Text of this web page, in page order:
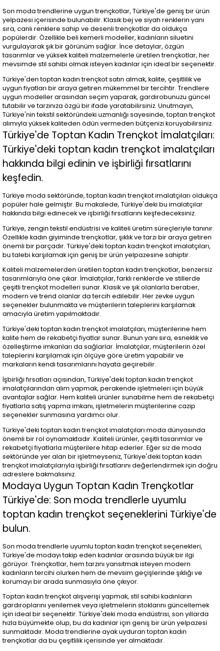
Son moda trendlerine uygun trençkotlar, Türkiye'de geniş bir ürün
yelpazesi içerisinde bulunabilir. Klasik bej ve siyah renklerin yanı
sıra, canlı renklere sahip ve desenli trençkotlar da oldukça
popülerdir. Özellikle beli kemerli modeller, kadınların siluetini
vurgulayarak şık bir görünüm sağlar. İnce detaylar, özgün
tasarımlar ve yüksek kaliteli malzemelerle üretilen trençkotlar, her
mevsimde stil sahibi olmak isteyen kadınlar için ideal bir seçenektir.
Türkiye'den toptan kadın trençkot satın almak, kalite, çeşitlilik ve
uygun fiyatları bir araya getiren mükemmel bir tercihtir. Trendlere
uygun modeller arasından seçim yaparak, gardırobunuzu güncel
tutabilir ve tarzınıza özgü bir ifade yaratabilirsiniz. Unutmayın,
Türkiye'nin tekstil sektöründeki uzmanlığı sayesinde, toptan trençkot
alımıyla yüksek kaliteden ödün vermeden bütçenizi koruyabilirsiniz.
Türkiye'de Toptan Kadın Trençkot İmalatçıları:
Türkiye'deki toptan kadın trençkot imalatçıları
hakkında bilgi edinin ve işbirliği fırsatlarını
keşfedin.
Türkiye moda sektöründe, toptan kadın trençkot imalatçıları oldukça
popüler hale gelmiştir. Bu makalede, Türkiye'deki bu imalatçılar
hakkında bilgi edinecek ve işbirliği fırsatlarını keşfedeceksiniz.
Türkiye, zengin tekstil endüstrisi ve kaliteli üretim süreçleriyle tanınır.
Özellikle kadın giyiminde trençkotlar, şıklık ve tarzı bir araya getiren
önemli bir parçadır. Türkiye'deki toptan kadın trençkot imalatçıları,
bu talebi karşılamak için geniş bir ürün yelpazesine sahiptir.
Kaliteli malzemelerden üretilen toptan kadın trençkotlar, benzersiz
tasarımlarıyla öne çıkar. İmalatçılar, farklı renklerde ve stillerde
çeşitli trençkot modelleri sunar. Klasik ve şık olanlarla beraber,
modern ve trend olanlar da tercih edilebilir. Her zevke uygun
seçenekler bulunmakta ve müşterilerin taleplerini karşılamak
amacıyla üretim yapılmaktadır.
Türkiye'deki toptan kadın trençkot imalatçıları, müşterilerine hem
kalite hem de rekabetçi fiyatlar sunar. Bunun yanı sıra, esneklik ve
özelleştirme imkanları da sağlarlar. İmalatçılar, müşterilerin özel
taleplerini karşılamak için ölçüye göre üretim yapabilir ve
markaların kendi tasarımlarını hayata geçirebilir.
İşbirliği fırsatları açısından, Türkiye'deki toptan kadın trençkot
imalatçılarından alım yapmak, perakende işletmeleri için büyük
avantajlar sağlar. Hem kaliteli ürünler sunabilme hem de rekabetçi
fiyatlarla satış yapma imkanı, işletmelerin müşterilerine cazip
seçenekler sunmasına yardımcı olur.
Türkiye'deki toptan kadın trençkot imalatçıları moda dünyasında
önemli bir rol oynamaktadır. Kaliteli ürünler, çeşitli tasarımlar ve
rekabetçi fiyatlarla müşterilere hitap ederler. Eğer siz de moda
sektöründe yer alan bir işletmeyseniz, Türkiye'deki toptan kadın
trençkot imalatçılarıyla işbirliği fırsatlarını değerlendirmek için doğru
adreslere bakmalısınız.
Modaya Uygun Toptan Kadın Trençkotlar
Türkiye'de: Son moda trendlerle uyumlu
toptan kadın trençkot seçeneklerini Türkiye'de
bulun.
Son moda trendlerle uyumlu toptan kadın trençkot seçenekleri,
Türkiye'de modayı takip eden kadınlar arasında büyük bir ilgi
görüyor. Trençkotlar, hem tarzını yansıtmak isteyen modern
kadınların tercihi olurken hem de mevsim geçişlerinde şıklığı ve
korumayı bir arada sunmasıyla öne çıkıyor.
Toptan kadın trençkot alışverişi yapmak, stil sahibi kadınların
gardıroplarını yenilemek veya işletmelerin stoklarını güncellemek
için ideal bir seçenektir. Türkiye'deki moda endüstrisi, son yıllarda
hızla büyümekte olup, bu da kadınlar için geniş bir ürün yelpazesi
sunmaktadır. Moda trendlerine ayak uyduran toptan kadın
trençkotlar da bu çeşitlilik içerisinde yer almaktadır.